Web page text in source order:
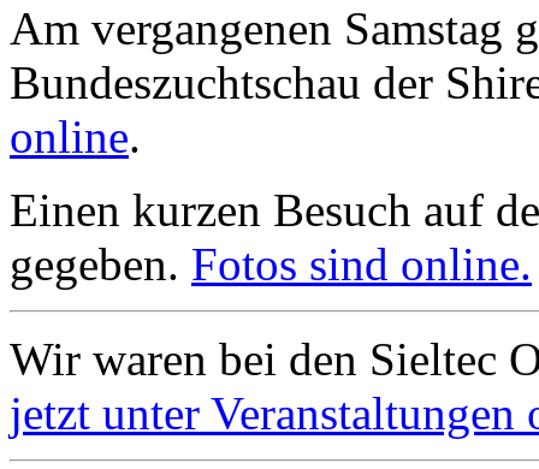
Am vergangenen Samstag
Bundeszuchtschau der
online.
Einen kurzen Besuch auf
gegeben. Fotos sind online.
Wir waren bei den Sieltec
jetzt unter Veranstaltungen